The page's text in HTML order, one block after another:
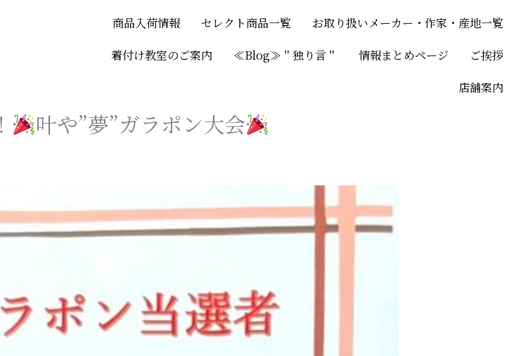
商品入荷情報 セレクト商品一覧
お取り扱いメーカー・作家・産地一覧
着付け教室のご案内
≪Blog≫＂独り言＂ 情報まとめページ
ご挨拶
店舗案内
叶や”夢”ガラポン大会